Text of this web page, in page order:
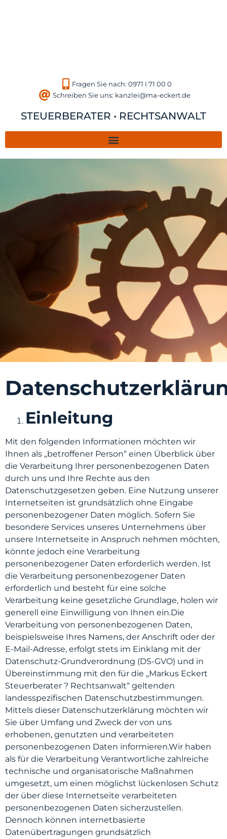
Fragen Sie nach: 0971 I 71 00 0
Schreiben Sie uns: kanzlei@ma-eckert.de
STEUERBERATER • RECHTSANWALT
Einleitung
Mit den folgenden Informationen möchten wir
Ihnen als „betroffener Person“ einen Überblick über
die Verarbeitung Ihrer personenbezogenen Daten
durch uns und Ihre Rechte aus den
Datenschutzgesetzen geben. Eine Nutzung unserer
Internetseiten ist grundsätzlich ohne Eingabe
personenbezogener Daten möglich. Sofern Sie
besondere Services unseres Unternehmens über
unsere Internetseite in Anspruch nehmen möchten,
könnte jedoch eine Verarbeitung
personenbezogener Daten erforderlich werden. Ist
die Verarbeitung personenbezogener Daten
erforderlich und besteht für eine solche
Verarbeitung keine gesetzliche Grundlage, holen wir
generell eine Einwilligung von Ihnen ein.Die
Verarbeitung von personenbezogenen Daten,
beispielsweise Ihres Namens, der Anschrift oder der
E-Mail-Adresse, erfolgt stets im Einklang mit der
Datenschutz-Grundverordnung (DS-GVO) und in
Übereinstimmung mit den für die „Markus Eckert
Steuerberater ? Rechtsanwalt“ geltenden
landesspezifischen Datenschutzbestimmungen.
Mittels dieser Datenschutzerklärung möchten wir
Sie über Umfang und Zweck der von uns
erhobenen, genutzten und verarbeiteten
personenbezogenen Daten informieren.Wir haben
als für die Verarbeitung Verantwortliche zahlreiche
technische und organisatorische Maßnahmen
umgesetzt, um einen möglichst lückenlosen Schutz
der über diese Internetseite verarbeiteten
personenbezogenen Daten sicherzustellen.
Dennoch können internetbasierte
Datenübertragungen grundsätzlich